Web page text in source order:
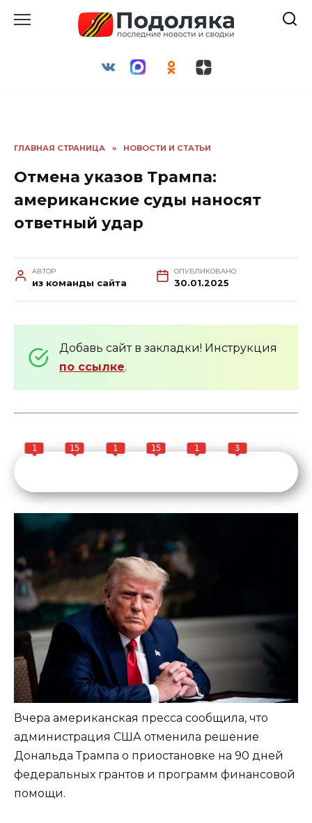
ГЛАВНАЯ СТРАНИЦА » НОВОСТИ И СТАТЬИ
Отмена указов Трампа:
американские суды наносят
ответный удар
АВТОР
из команды сайта
ОПУБЛИКОВАНО
30.01.2025
Добавь сайт в закладки! Инструкция
по ссылке.
1 15 1 15 1 3
Вчера американская пресса сообщила, что
администрация США отменила решение
Дональда Трампа о приостановке на 90 дней
федеральных грантов и программ финансовой
помощи.